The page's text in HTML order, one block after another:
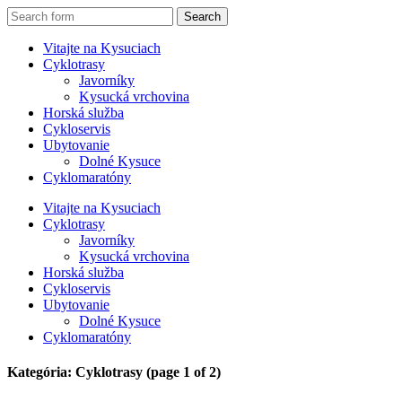
Vitajte na Kysuciach
Cyklotrasy
Javorníky
Kysucká vrchovina
Horská služba
Cykloservis
Ubytovanie
Dolné Kysuce
Cyklomaratóny
Vitajte na Kysuciach
Cyklotrasy
Javorníky
Kysucká vrchovina
Horská služba
Cykloservis
Ubytovanie
Dolné Kysuce
Cyklomaratóny
Kategória: Cyklotrasy (page 1 of 2)